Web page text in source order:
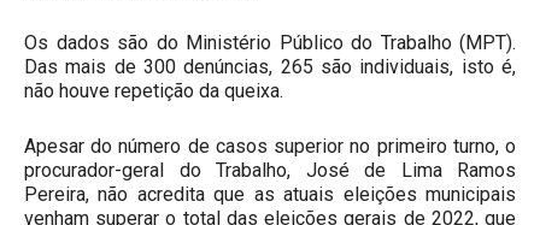
Os dados são do Ministério Público do Trabalho (MPT).
Das mais de 300 denúncias, 265 são individuais, isto é,
não houve repetição da queixa.
Apesar do número de casos superior no primeiro turno, o
procurador-geral do Trabalho, José de Lima Ramos
Pereira, não acredita que as atuais eleições municipais
venham superar o total das eleições gerais de 2022, que